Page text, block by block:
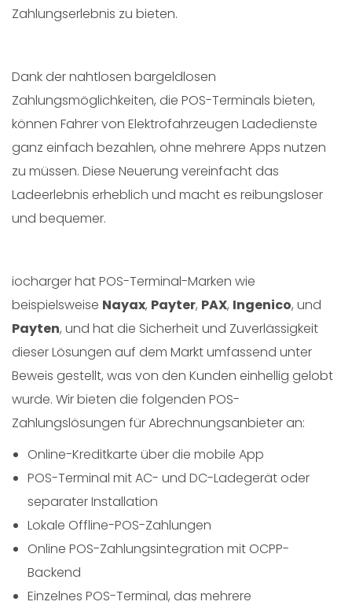
Zahlungserlebnis zu bieten.
Dank der nahtlosen bargeldlosen
Zahlungsmöglichkeiten, die POS-Terminals bieten,
können Fahrer von Elektrofahrzeugen Ladedienste
ganz einfach bezahlen, ohne mehrere Apps nutzen
zu müssen. Diese Neuerung vereinfacht das
Ladeerlebnis erheblich und macht es reibungsloser
und bequemer.
iocharger hat POS-Terminal-Marken wie
beispielsweise Nayax, Payter, PAX, Ingenico, und
Payten, und hat die Sicherheit und Zuverlässigkeit
dieser Lösungen auf dem Markt umfassend unter
Beweis gestellt, was von den Kunden einhellig gelobt
wurde. Wir bieten die folgenden POS-
Zahlungslösungen für Abrechnungsanbieter an:
Online-Kreditkarte über die mobile App
POS-Terminal mit AC- und DC-Ladegerät oder
separater Installation
Lokale Offline-POS-Zahlungen
Online POS-Zahlungsintegration mit OCPP-
Backend
Einzelnes POS-Terminal, das mehrere